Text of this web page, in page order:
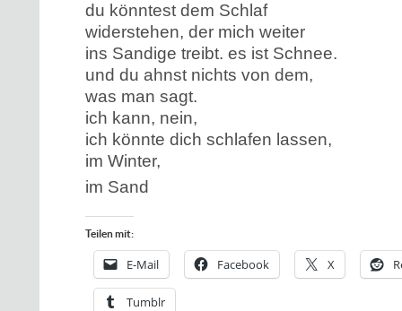
du könntest dem Schlaf
widerstehen, der mich weiter
ins Sandige treibt. es ist Schnee.
und du ahnst nichts von dem,
was man sagt.
ich kann, nein,
ich könnte dich schlafen lassen,
im Winter,
im Sand
Teilen mit:
E-Mail Facebook X
Tumblr